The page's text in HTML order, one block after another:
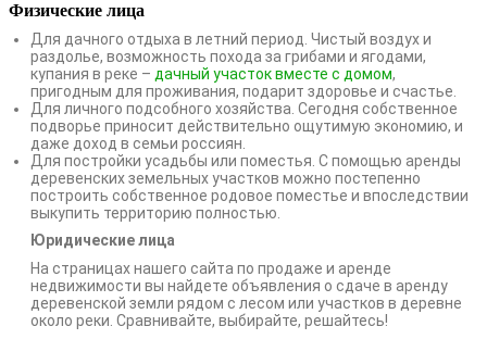
Физические лица
Для дачного отдыха в летний период. Чистый воздух и
раздолье, возможность похода за грибами и ягодами,
купания в реке – дачный участок вместе с домом,
пригодным для проживания, подарит здоровье и счастье.
Для личного подсобного хозяйства. Сегодня собственное
подворье приносит действительно ощутимую экономию, и
даже доход в семьи россиян.
Для постройки усадьбы или поместья. С помощью аренды
деревенских земельных участков можно постепенно
построить собственное родовое поместье и впоследствии
выкупить территорию полностью.
Юридические лица
На страницах нашего сайта по продаже и аренде
недвижимости вы найдете объявления о сдаче в аренду
деревенской земли рядом с лесом или участков в деревне
около реки. Сравнивайте, выбирайте, решайтесь!